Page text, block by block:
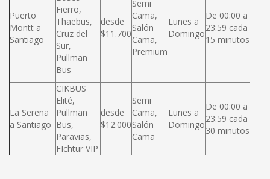
Puerto
Montt a
Santiago
Fierro,
Thaebus,
Cruz del
Sur,
Pullman
Bus
desde
$11.700
Semi
Cama,
Salón
Cama,
Premium
Lunes a
Domingo
De 00:00 a
23:59 cada
15 minutos
La Serena
a Santiago
CIKBUS
Elité,
Pullman
Bus,
Paravias,
FIchtur VIP
desde
$12.000
Semi
Cama,
Salón
Cama
Lunes a
Domingo
De 00:00 a
23:59 cada
30 minutos